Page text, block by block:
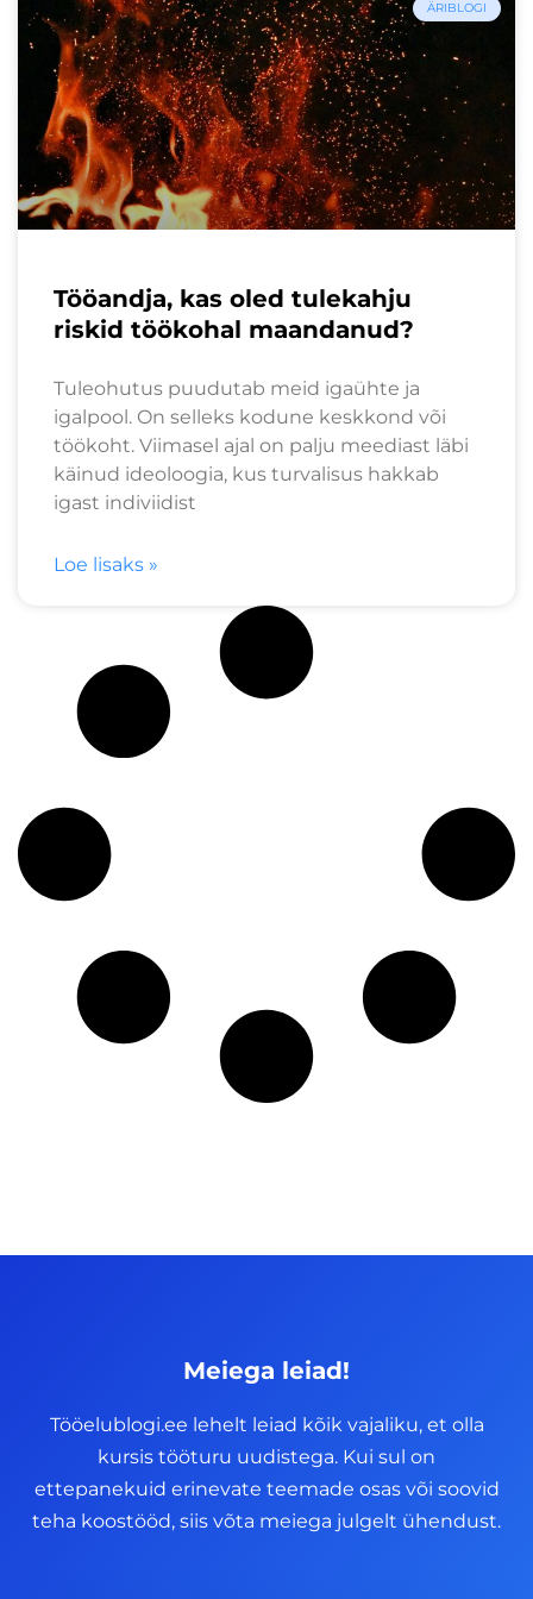
ÄRIBLOGI
Tööandja, kas oled tulekahju
riskid töökohal maandanud?
Tuleohutus puudutab meid igaühte ja
igalpool. On selleks kodune keskkond või
töökoht. Viimasel ajal on palju meediast läbi
käinud ideoloogia, kus turvalisus hakkab
igast indiviidist
Loe lisaks »
Meiega leiad!
Tööelublogi.ee lehelt leiad kõik vajaliku, et olla
kursis tööturu uudistega. Kui sul on
ettepanekuid erinevate teemade osas või soovid
teha koostööd, siis võta meiega julgelt ühendust.